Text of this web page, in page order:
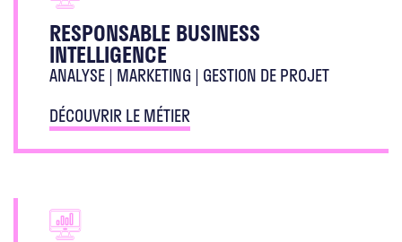
RESPONSABLE BUSINESS
INTELLIGENCE
ANALYSE | MARKETING | GESTION DE PROJET
DÉCOUVRIR LE MÉTIER